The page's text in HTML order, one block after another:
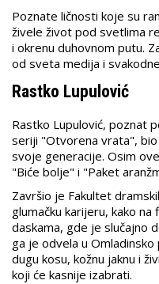
Poznate ličnosti koje su
živele život pod svetlima
i okrenu duhovnom putu.
od sveta medija i
Rastko Lupulović
Rastko Lupulović, poznat
seriji "Otvorena vrata",
svoje generacije. Osim
"Biće bolje" i "Paket
Završio je Fakultet
glumačku karijeru, kako
daskama, gde je slučajno
ga je odvela u
dugu kosu, kožnu jaknu i
koji će kasnije izabrati.